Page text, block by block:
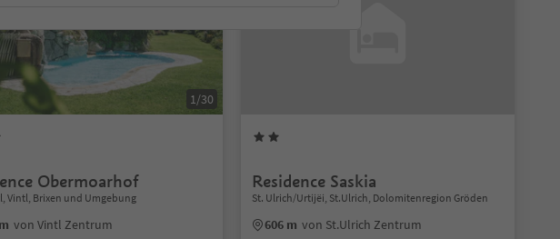
1/30
Obermoarhof
Vintl, Brixen und Umgebung
von Vintl Zentrum
Residence Saskia
St. Ulrich/Urtijëi, St.Ulrich, Dolomitenregion Gröden
606 m von St.Ulrich Zentrum